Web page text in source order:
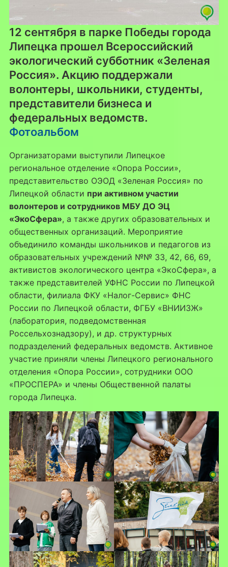
12 сентября в парке Победы города
Липецка прошел Всероссийский
экологический субботник «Зеленая
Россия». Акцию поддержали
волонтеры, школьники, студенты,
представители бизнеса и
федеральных ведомств.
Фотоальбом
Организаторами выступили Липецкое
региональное отделение «Опора России»,
представительство ОЭОД «Зеленая Россия» по
Липецкой области при активном участии
волонтеров и сотрудников МБУ ДО ЭЦ
«ЭкоСфера», а также других образовательных и
общественных организаций. Мероприятие
объединило команды школьников и педагогов из
образовательных учреждений №№ 33, 42, 66, 69,
активистов экологического центра «ЭкоСфера», а
также представителей УФНС России по Липецкой
области, филиала ФКУ «Налог-Сервис» ФНС
России по Липецкой области, ФГБУ «ВНИИЗЖ»
(лаборатория, подведомственная
Россельхознадзору), и др. структурных
подразделений федеральных ведомств. Активное
участие приняли члены Липецкого регионального
отделения «Опора России», сотрудники ООО
«ПРОСПЕРА» и члены Общественной палаты
города Липецка.